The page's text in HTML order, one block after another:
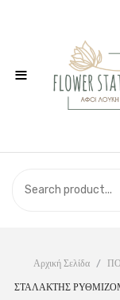
≡
Αρχική Σελίδα /
ΣΤΑΛΑΚΤΗΣ